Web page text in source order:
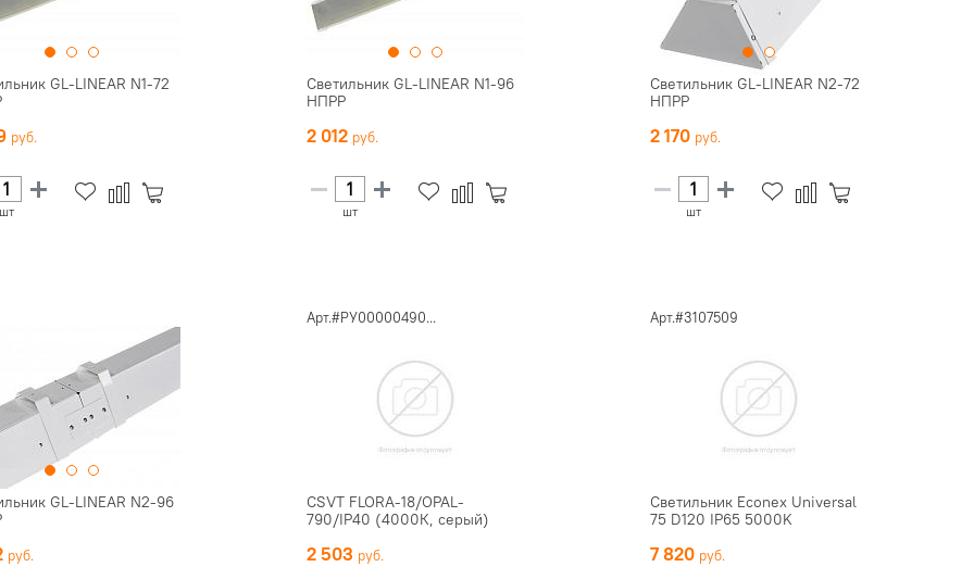
GL-LINEAR N1-72
шт
Светильник GL-LINEAR N1-96
НПРР
2 012
шт
Светильник GL-LINEAR N2-72
НПРР
2 170
шт
GL-LINEAR N2-96
Арт.#РУ00000490...
CSVT FLORA-18/OPAL-
790/IP40 (4000К, серый)
2 503
Арт.#3107509
Светильник Econex Universal
75 D120 IP65 5000K
7 820